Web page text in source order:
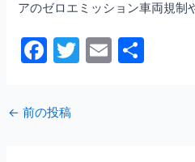
アのゼロエミッション車両規制
F
c
e
T
E
← 前の投稿